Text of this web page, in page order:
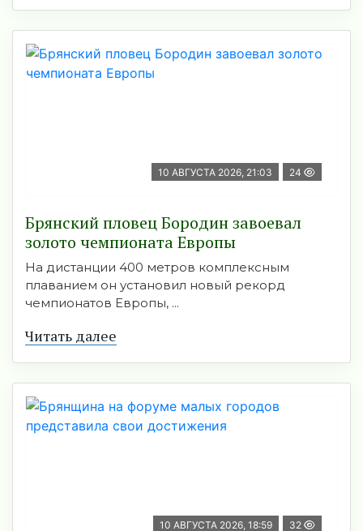
10 АВГУСТА 2026, 21:03 24
Брянский пловец Бородин завоевал
золото чемпионата Европы
На дистанции 400 метров комплексным
плаванием он установил новый рекорд
чемпионатов Европы, ...
Читать далее
10 АВГУСТА 2026, 18:59 32